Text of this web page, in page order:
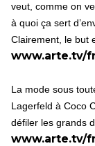
veut, comme on
à quoi ça sert
Clairement, le but
www.arte.tv/
La mode sous
Lagerfeld à Coco
défiler les grands
www.arte.tv/